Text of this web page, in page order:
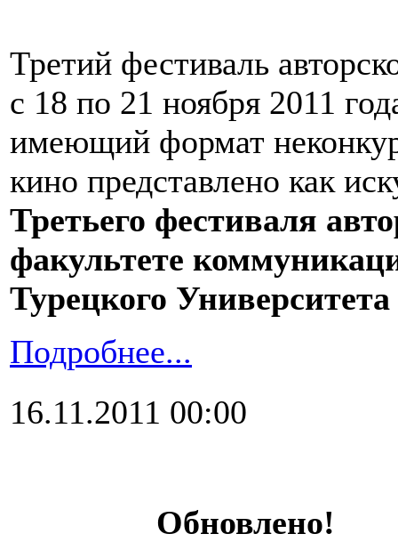
Третий фестиваль
с 18 по 21 ноября 2011
имеющий формат
кино представлено как
Третьего фестиваля
факультете
Турецкого
Подробнее...
16.11.2011 00:00
Обновлено!